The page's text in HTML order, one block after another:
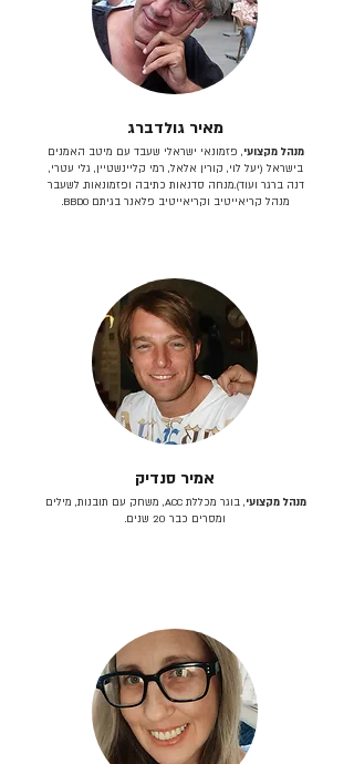
מאיר גולדברג
מנהל מקצועי, פזמונאי ישראלי שעבד עם מיטב האמנים
בישראל (יעל לוי, קורין אלאל, רמי קליינשטיין, גלי עטרי,
דנה ברגר ועוד).מנחה סדנאות כתיבה ופזמונאות. לשעבר
מנהל קריאייטיב וקריאייטיב פלאנר בגיתם BBDO.
אמיר סנדיק
מנהל מקצועי
, בוגר מכללת ACC, משחק עם תובנות, מילים
ומסרים כבר 20 שנים.